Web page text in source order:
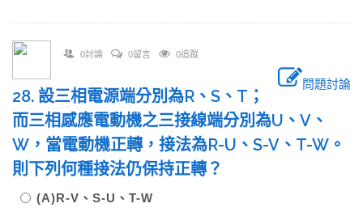
0討論 0留言 0追蹤
問題討論
28. 設三相電源端分別為R、S、T；
而三相感應電動機之三接線端分別為U、V、
W，當電動機正轉，接法為R-U、S-V、T-W。
則下列何種接法仍保持正轉？
(A)R-V、S-U、T-W